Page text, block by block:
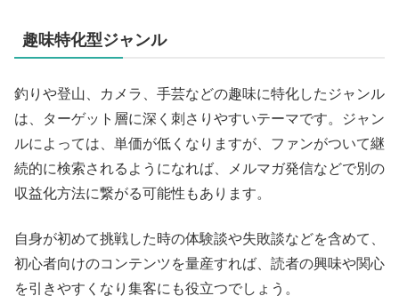
趣味特化型ジャンル
釣りや登山、カメラ、手芸などの趣味に特化したジャンル
は、ターゲット層に深く刺さりやすいテーマです。ジャン
ルによっては、単価が低くなりますが、ファンがついて継
続的に検索されるようになれば、メルマガ発信などで別の
収益化方法に繋がる可能性もあります。
自身が初めて挑戦した時の体験談や失敗談などを含めて、
初心者向けのコンテンツを量産すれば、読者の興味や関心
を引きやすくなり集客にも役立つでしょう。